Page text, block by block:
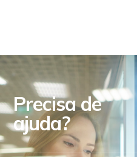
Precisa de
ajuda?